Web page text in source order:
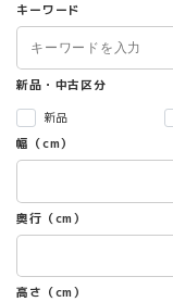
キーワード
新品・中古区分
新品
幅（cm）
奥行（cm）
高さ（cm）